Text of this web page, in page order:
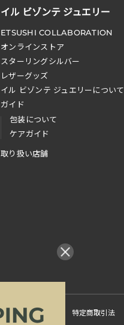
イル ビゾンテ ジュエリー
ETSUSHI COLLABORATION
オンラインストア
スターリングシルバー
レザーグッズ
イル ビゾンテ ジュエリーについて
ガイド
包装について
ケアガイド
取り扱い店舗
よくある質問 特定商取引法